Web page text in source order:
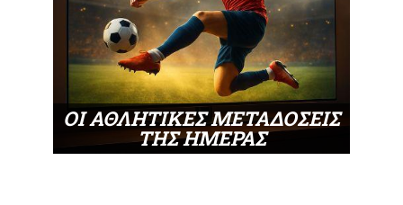
ΟΙ ΑΘΛΗΤΙΚΕΣ ΜΕΤΑΔΟΣΕΙΣ
ΤΗΣ ΗΜΕΡΑΣ